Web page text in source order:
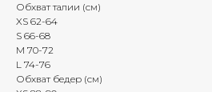
Обхват талии (см)
XS 62-64
S 66-68
M 70-72
L 74-76
Обхват бедер (см)